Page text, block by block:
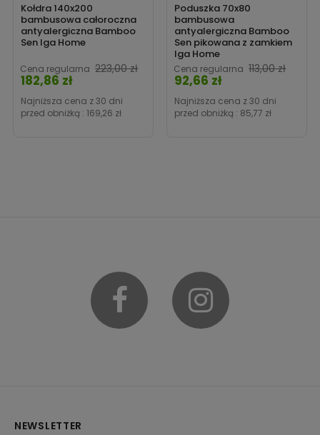
Kołdra 140x200
bambusowa całoroczna
antyalergiczna Bamboo
Sen Iga Home
Cena regularna 223,00 zł
Cena
182,86 zł
Najniższa cena z 30 dni
przed obniżką : 169,26 zł
Poduszka 70x80
bambusowa
antyalergiczna Bamboo
Sen pikowana z zamkiem
Iga Home
Cena regularna 113,00 zł
92,66 zł
Najniższa cena z 30 dni
przed obniżką : 85,77 zł
Facebook
NEWSLETTER